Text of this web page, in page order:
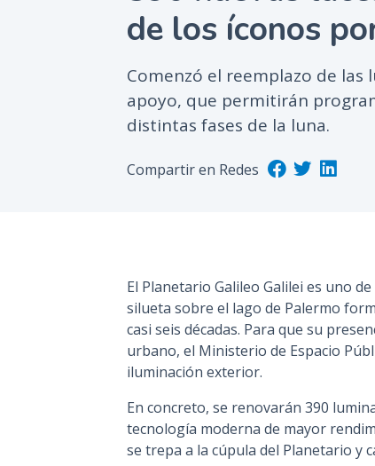
de los íconos
Comenzó el reemplazo de las
apoyo, que permitirán
distintas fases de la luna.
Compartir en Redes
El Planetario Galileo Galilei es uno
silueta sobre el lago de Palermo
casi seis décadas. Para que su
urbano, el Ministerio de Espacio
iluminación exterior.
En concreto, se renovarán 390
tecnología moderna de mayor
se trepa a la cúpula del Planetario y